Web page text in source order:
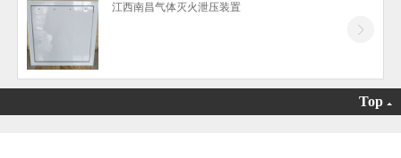
江西隧道风机系列
江西屋顶风机系列
江西消防高温排烟风机系列
江西消声器
江西南昌气体灭火泄压装置
Top